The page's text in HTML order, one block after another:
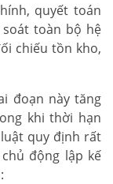
quyết toán
toàn bộ hệ
chiếu tồn kho,
đoạn này tăng
khi thời hạn
quy định rất
động lập kế